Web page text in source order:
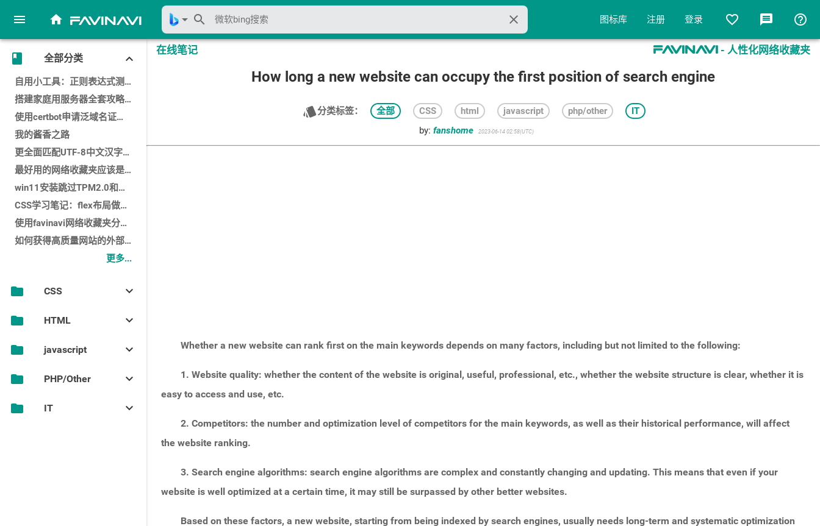
menu home favinavi arrow_drop_down search close 图标库 注册 登录 favorite_border message help_outline
class 全部分类 keyboard_arrow_down
自用小工具：正则表达式测试是否能匹配字符串
搭建家庭用服务器全套攻略，300元一台小主机全部搞定
使用certbot申请泛域名证书以及手动续期
我的酱香之路
更全面匹配UTF-8中文汉字的正则表达式
最好用的网络收藏夹应该是什么样？
win11安装跳过TPM2.0和安全启动检查的方法
CSS学习笔记：flex布局做出元素两端对齐效果
使用favinavi网络收藏夹分享功能提高工作效率一例
如何获得高质量网站的外部链接
更多...
folder CSS keyboard_arrow_down
使用CSS让大背景图片适应不同大小屏幕又一例
folder HTML keyboard_arrow_down
了解onenav
关于网页上的复选框checkbox的checked和value的问题
folder javascript keyboard_arrow_down
自用小工具：正则表达式测试是否能匹配字符串
folder PHP/Other keyboard_arrow_down
我的酱香之路
folder IT keyboard_arrow_down
在线笔记 favinavi - 人性化网络收藏夹
How long a new website can occupy the first position of search engine
style分类标签： 全部 CSS html javascript php/other
IT
by: fanshome 2023-06-14 02:58(UTC)
Whether a new website can rank first on the main keywords depends on many factors, including but not limited to the following:
1. Website quality: whether the content of the website is original, useful, professional, etc., whether the website structure is clear, whether it is
easy to access and use, etc.
2. Competitors: the number and optimization level of competitors for the main keywords, as well as their historical performance, will affect
the website ranking.
3. Search engine algorithms: search engine algorithms are complex and constantly changing and updating. This means that even if your
website is well optimized at a certain time, it may still be surpassed by other better websites.
Based on these factors, a new website, starting from being indexed by search engines, usually needs long-term and systematic optimization